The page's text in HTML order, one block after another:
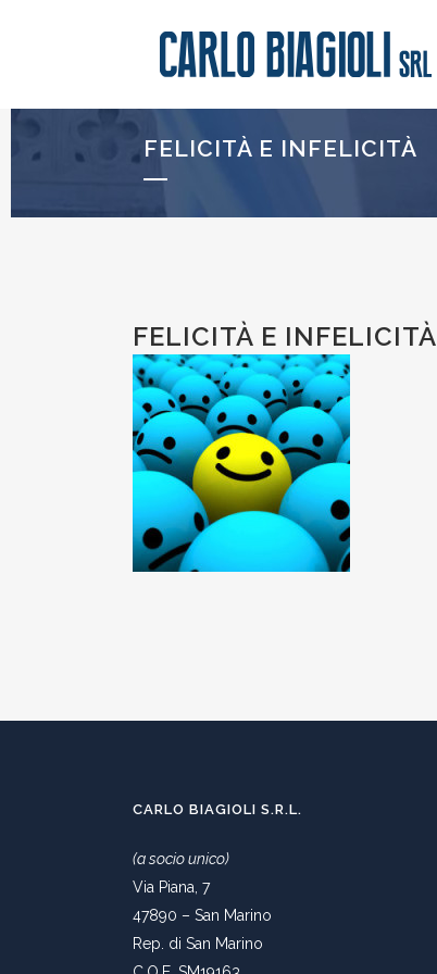
FELICITÀ E INFELICITÀ
FELICITÀ E INFELICITÀ
CARLO BIAGIOLI S.R.L.
(a socio unico)
Via Piana, 7
47890 – San Marino
Rep. di San Marino